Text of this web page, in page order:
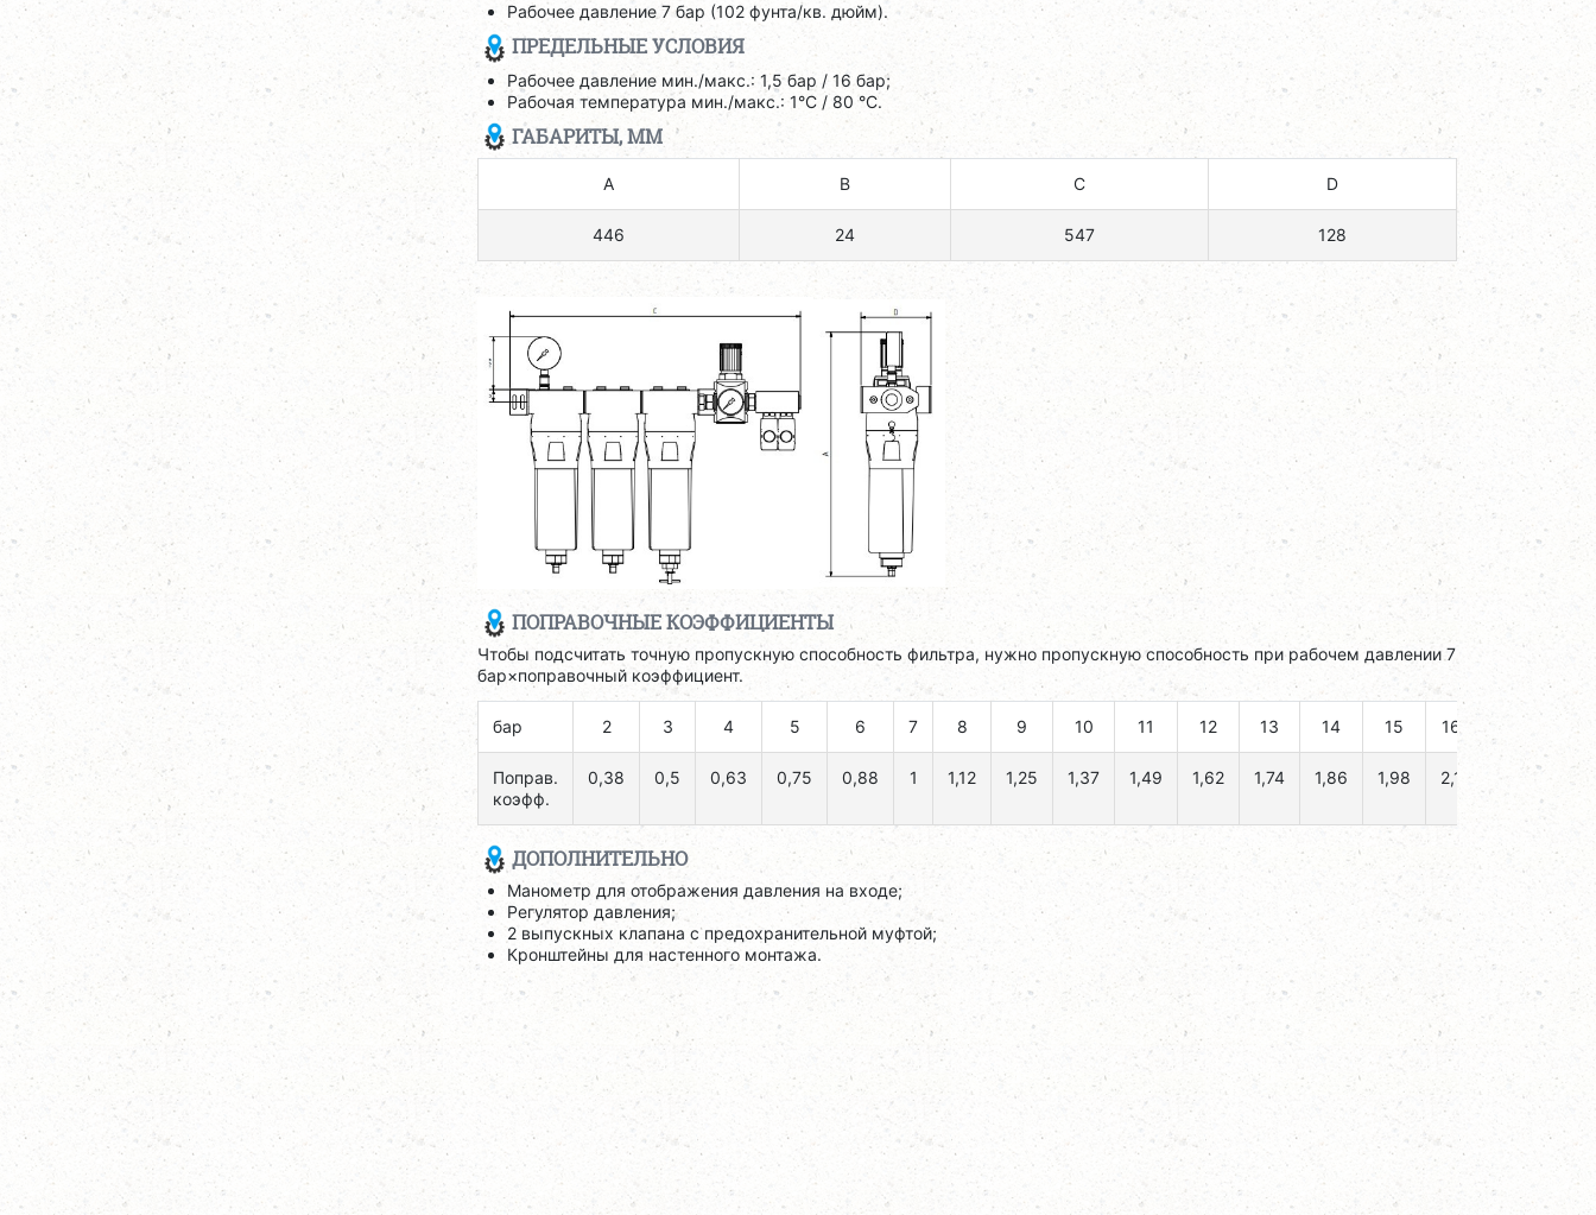
Рабочее давление 7 бар (102 фунта/кв. дюйм).
ПРЕДЕЛЬНЫЕ УСЛОВИЯ
Рабочее давление мин./макс.: 1,5 бар / 16 бар;
Рабочая температура мин./макс.: 1°C / 80 °C.
ГАБАРИТЫ, ММ
A B C D
446 24 547 128
ПОПРАВОЧНЫЕ КОЭФФИЦИЕНТЫ
Чтобы подсчитать точную пропускную способность фильтра, нужно пропускную способность при рабочем давлении 7
бар×поправочный коэффициент.
бар 2 3 4 5 6 7 8 9 10 11 12 13 14 15 16
Поправ.
коэфф.
0,38 0,5 0,63 0,75 0,88 1 1,12 1,25 1,37 1,49 1,62 1,74 1,86 1,98 2,1
ДОПОЛНИТЕЛЬНО
Манометр для отображения давления на входе;
Регулятор давления;
2 выпускных клапана с предохранительной муфтой;
Кронштейны для настенного монтажа.